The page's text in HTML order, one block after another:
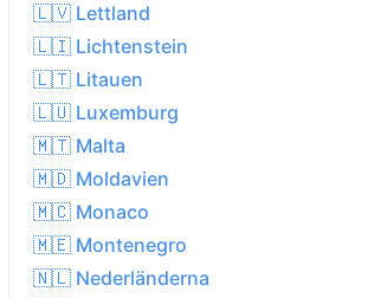
lör 8. aug.
🇱🇻 Lettland
🇱🇮 Lichtenstein
🇱🇹 Litauen
🇱🇺 Luxemburg
🇲🇹 Malta
🇲🇩 Moldavien
🇲🇨 Monaco
🇲🇪 Montenegro
🇳🇱 Nederländerna